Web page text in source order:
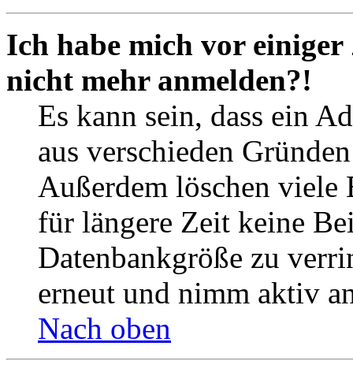
Ich habe mich vor
nicht mehr anmelden?!
Es kann sein, dass ein
aus verschieden
Außerdem löschen viele
für längere Zeit keine
Datenbankgröße zu
erneut und nimm aktiv
Nach oben